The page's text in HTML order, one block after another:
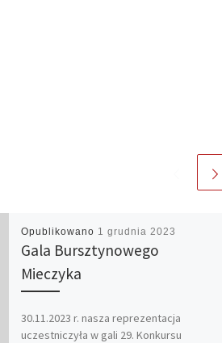
Opublikowano 1 grudnia 2023
Gala Bursztynowego
Mieczyka
30.11.2023 r. nasza reprezentacja
uczestniczyła w gali 29. Konkursu